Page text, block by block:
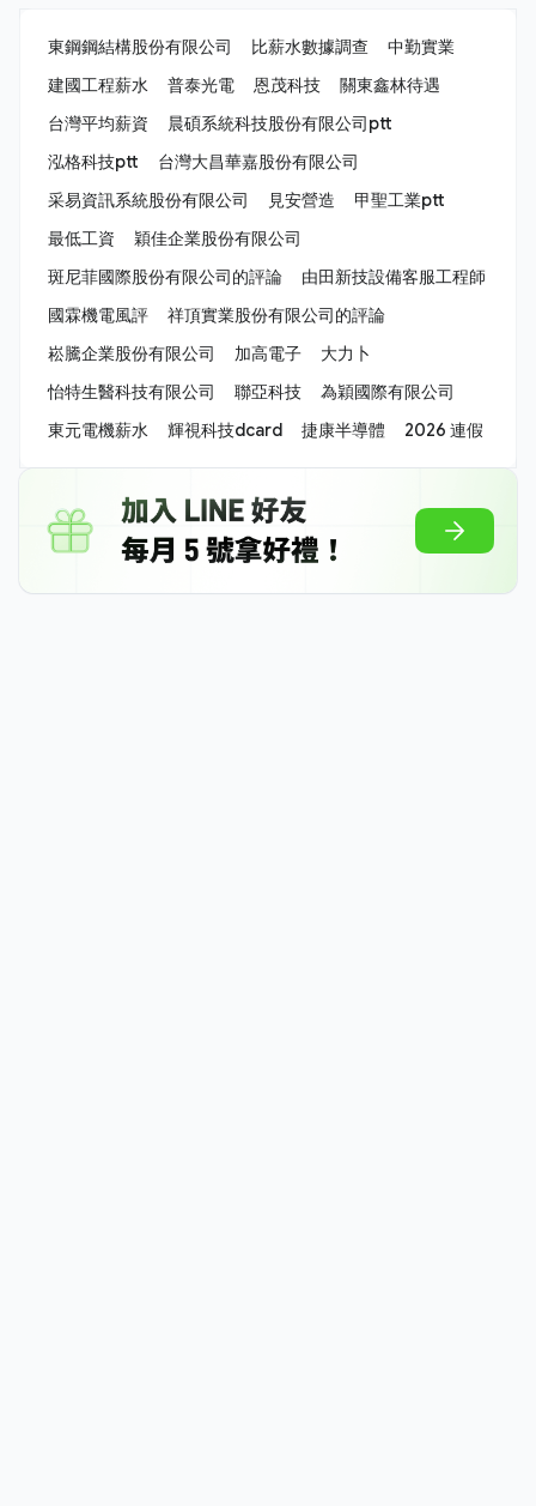
東鋼鋼結構股份有限公司 比薪水數據調查
中勤實業
建國工程薪水
普泰光電 恩茂科技
關東鑫林待遇
台灣平均薪資
晨碩系統科技股份有限公司ptt
泓格科技ptt
台灣大昌華嘉股份有限公司
采易資訊系統股份有限公司
見安營造
甲聖工業ptt
最低工資
穎佳企業股份有限公司
斑尼菲國際股份有限公司的評論
由田新技設備客服工程師
國霖機電風評
祥頂實業股份有限公司的評論
崧騰企業股份有限公司
加高電子
大力卜
怡特生醫科技有限公司
聯亞科技
為穎國際有限公司
東元電機薪水
輝視科技dcard 捷康半導體 2026 連假